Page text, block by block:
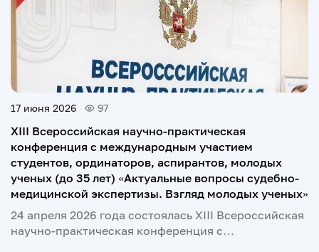
17 июня 2026 97
XIII Всероссийская научно-практическая
конференция с международным участием
студентов, ординаторов, аспирантов, молодых
ученых (до 35 лет) «Актуальные вопросы судебно-
медицинской экспертизы. Взгляд молодых ученых»
24 апреля 2026 года состоялась XIII Всероссийская
научно-практическая конференция с…